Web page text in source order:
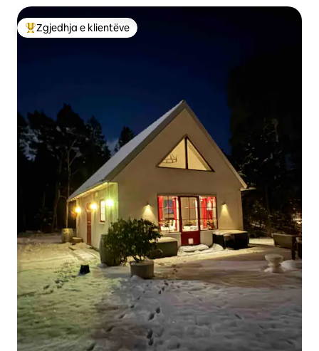
Më të mirat e zgjedhjeve të klientëve
Zgjedhja e klientëve